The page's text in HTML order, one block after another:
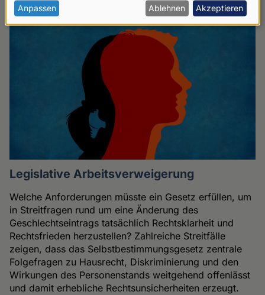
Legislative Arbeitsverweigerung
Welche Anforderungen müsste ein Gesetz erfüllen, um
in Streitfragen rund um eine Änderung des
Geschlechtseintrags tatsächlich Rechtsklarheit und
Rechtsfrieden herzustellen? Zahlreiche Streitfälle
zeigen, dass das Selbstbestimmungsgesetz zentrale
Folgefragen zu Hausrecht, Diskriminierung und den
Wirkungen des Personenstands weitgehend offenlässt
und damit erhebliche Rechtsunsicherheiten erzeugt.
personenbezogenen
Daten
Anpassen Ablehnen Akzeptieren